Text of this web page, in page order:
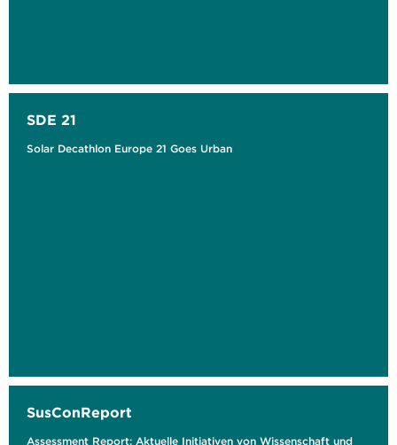
SDE 21
Solar Decathlon Europe 21 Goes Urban
SusConReport
Assessment Report: Aktuelle Initiativen von Wissenschaft und